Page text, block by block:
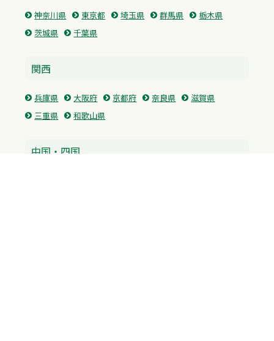
神奈川県 東京都 埼玉県 群馬県
栃木県
茨城県
千葉県
関西
兵庫県 大阪府 京都府 奈良県
滋賀県
三重県
和歌山県
中国・四国